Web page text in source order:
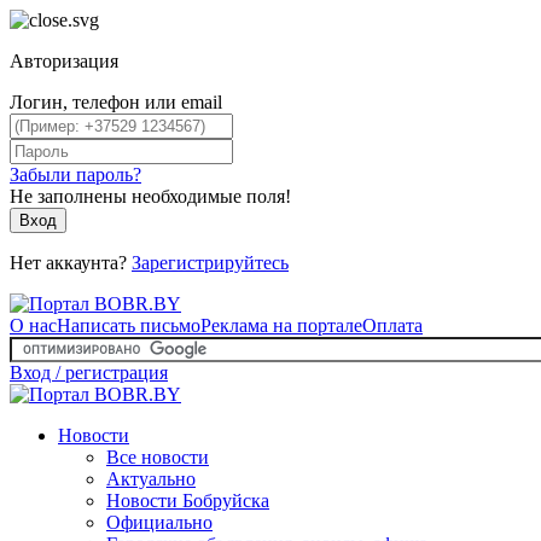
Авторизация
Логин, телефон или email
Забыли пароль?
Не заполнены необходимые поля!
Вход
Нет аккаунта? Зарегистрируйтесь
О насНаписать письмоРеклама на порталеОплата
Вход / регистрация
Новости
Все новости
Актуально
Новости Бобруйска
Официально